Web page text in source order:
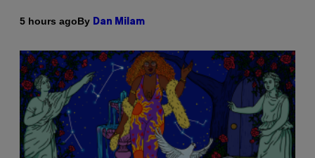
5 hours agoBy Dan Milam